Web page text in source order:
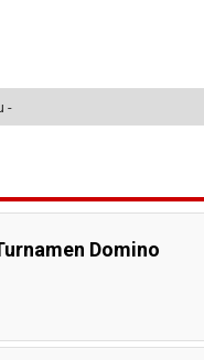
-
Domino